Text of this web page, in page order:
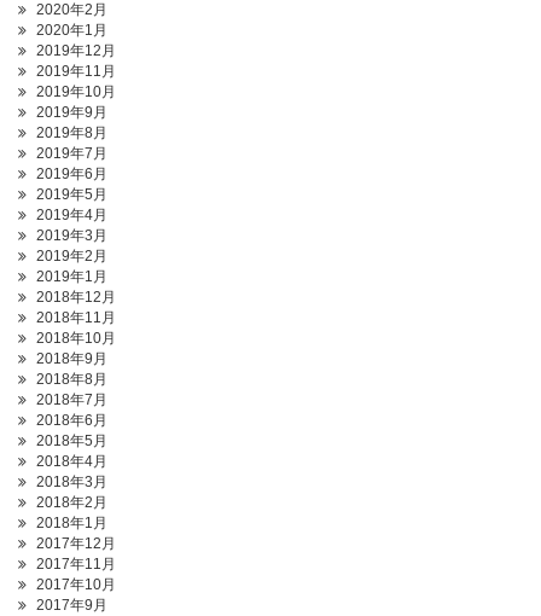
2020年2月
2020年1月
2019年12月
2019年11月
2019年10月
2019年9月
2019年8月
2019年7月
2019年6月
2019年5月
2019年4月
2019年3月
2019年2月
2019年1月
2018年12月
2018年11月
2018年10月
2018年9月
2018年8月
2018年7月
2018年6月
2018年5月
2018年4月
2018年3月
2018年2月
2018年1月
2017年12月
2017年11月
2017年10月
2017年9月